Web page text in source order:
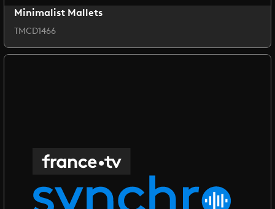
Minimalist Mallets
TMCD1466